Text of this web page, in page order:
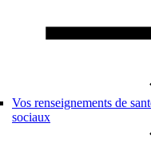
Vos renseignements de
sociaux